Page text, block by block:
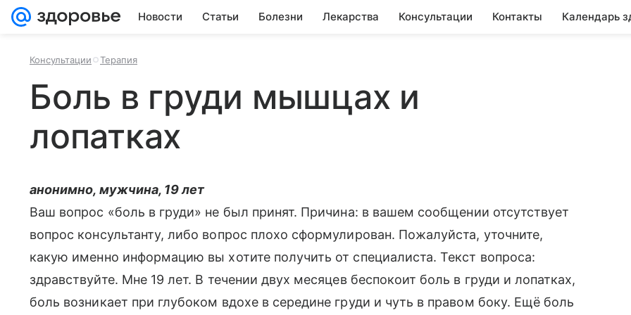
Новости Статьи Болезни Лекарства Консультации Контакты Календарь
Консультации Терапия
Боль в груди мышцах и
лопатках
анонимно, мужчина, 19 лет
Ваш вопрос «боль в груди» не был принят. Причина: в вашем сообщении отсутствует
вопрос консультанту, либо вопрос плохо сформулирован. Пожалуйста, уточните,
какую именно информацию вы хотите получить от специалиста. Текст вопроса:
здравствуйте. Мне 19 лет. В течении двух месяцев беспокоит боль в груди и лопатках,
боль возникает при глубоком вдохе в середине груди и чуть в правом боку. Ещё боль